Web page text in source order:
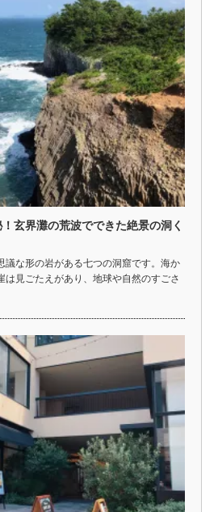
！玄界灘の荒波でできた絶景の洞く
議な形の岩がある七つの洞窟です。海か
は見ごたえがあり、地球や自然のすごさ